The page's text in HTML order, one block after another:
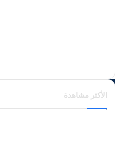
الأكثر مشاهدة